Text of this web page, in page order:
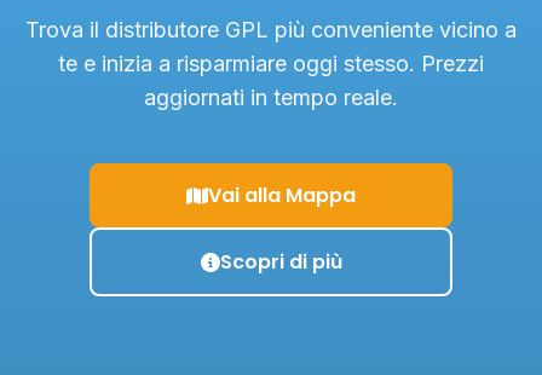
Trova il distributore GPL più conveniente vicino a
te e inizia a risparmiare oggi stesso. Prezzi
aggiornati in tempo reale.
Vai alla Mappa
Scopri di più